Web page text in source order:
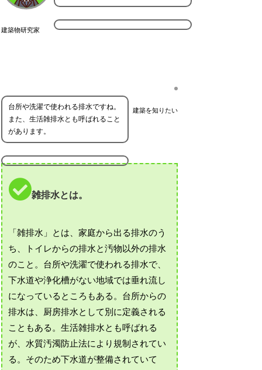
建築物研究家
建築を知りたい
台所や洗濯で使われる排水ですね。
また、生活雑排水とも呼ばれること
があります。
雑排水とは。
「雑排水」とは、家庭から出る排水のう
ち、トイレからの排水と汚物以外の排水
のこと。台所や洗濯で使われる排水で、
下水道や浄化槽がない地域では垂れ流し
になっているところもある。台所からの
排水は、厨房排水として別に定義される
こともある。生活雑排水とも呼ばれる
が、水質汚濁防止法により規制されてい
る。そのため下水道が整備されていて